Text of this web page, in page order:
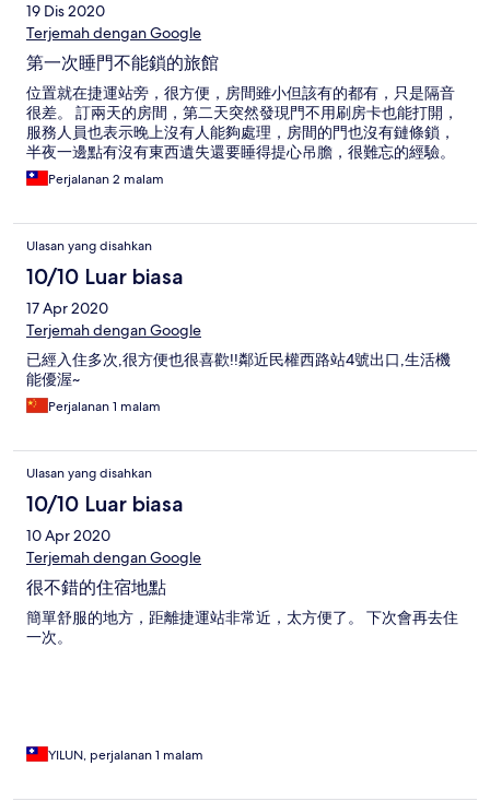
19 Dis 2020
Terjemah dengan Google
第一次睡門不能鎖的旅館
位置就在捷運站旁，很方便，房間雖小但該有的都有，只是隔音
很差。 訂兩天的房間，第二天突然發現門不用刷房卡也能打開，
服務人員也表示晚上沒有人能夠處理，房間的門也沒有鏈條鎖，
半夜一邊點有沒有東西遺失還要睡得提心吊膽，很難忘的經驗。
Perjalanan 2 malam
Ulasan yang disahkan
10/10 Luar biasa
17 Apr 2020
Terjemah dengan Google
已經入住多次,很方便也很喜歡!!鄰近民權西路站4號出口,生活機
能優渥~
Perjalanan 1 malam
Ulasan yang disahkan
10/10 Luar biasa
10 Apr 2020
Terjemah dengan Google
很不錯的住宿地點
簡單舒服的地方，距離捷運站非常近，太方便了。 下次會再去住
一次。
YILUN, perjalanan 1 malam